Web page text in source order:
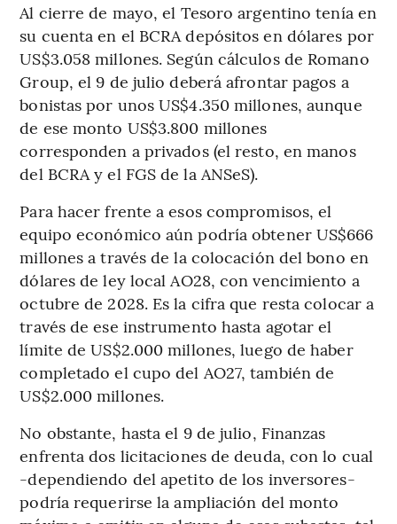
Al cierre de mayo, el Tesoro argentino tenía en
su cuenta en el BCRA depósitos en dólares por
US$3.058 millones. Según cálculos de Romano
Group, el 9 de julio deberá afrontar pagos a
bonistas por unos US$4.350 millones, aunque
de ese monto US$3.800 millones
corresponden a privados (el resto, en manos
del BCRA y el FGS de la ANSeS).
Para hacer frente a esos compromisos, el
equipo económico aún podría obtener US$666
millones a través de la colocación del bono en
dólares de ley local AO28, con vencimiento a
octubre de 2028. Es la cifra que resta colocar a
través de ese instrumento hasta agotar el
límite de US$2.000 millones, luego de haber
completado el cupo del AO27, también de
US$2.000 millones.
No obstante, hasta el 9 de julio, Finanzas
enfrenta dos licitaciones de deuda, con lo cual
-dependiendo del apetito de los inversores-
podría requerirse la ampliación del monto